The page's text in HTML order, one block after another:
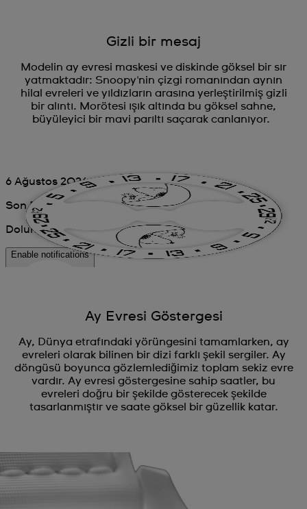
Gizli bir mesaj
Modelin ay evresi maskesi ve diskinde göksel bir sır
yatmaktadır: Snoopy'nin çizgi romanından aynın
hilal evreleri ve yıldızların arasına yerleştirilmiş gizli
bir alıntı. Morötesi ışık altında bu göksel sahne,
büyüleyici bir mavi parıltı saçarak canlanıyor.
Ay Evresi Göstergesi
Ay, Dünya etrafındaki yörüngesini tamamlarken, ay
evreleri olarak bilinen bir dizi farklı şekil sergiler. Ay
döngüsü boyunca gözlemlediğimiz toplam sekiz evre
vardır. Ay evresi göstergesine sahip saatler, bu
evreleri doğru bir şekilde gösterecek şekilde
tasarlanmıştır ve saate göksel bir güzellik katar.